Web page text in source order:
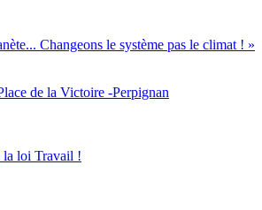
Changeons le système pas le climat ! »
de la Victoire -Perpignan
la loi Travail !